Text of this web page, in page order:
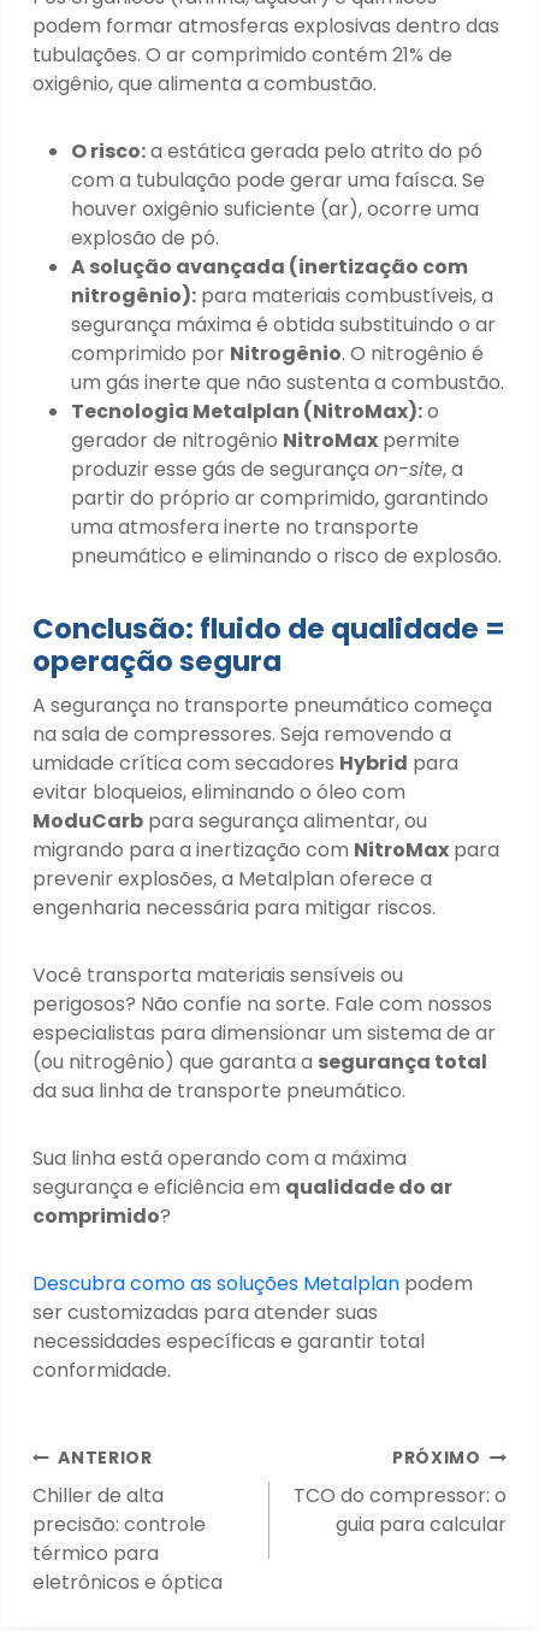
podem formar atmosferas explosivas dentro das
tubulações. O ar comprimido contém 21% de
oxigênio, que alimenta a combustão.
O risco:a estática gerada pelo atrito do pó
com a tubulação pode gerar uma faísca. Se
houver oxigênio suficiente (ar), ocorre uma
explosão de pó.
A solução avançada (inertização com
nitrogênio): para materiais combustíveis, a
segurança máxima é obtida substituindo o ar
comprimido por Nitrogênio. O nitrogênio é
um gás inerte que não sustenta a combustão.
Tecnologia Metalplan (NitroMax):o
gerador de nitrogênio NitroMax permite
produzir esse gás de segurançaon-site, a
partir do próprio ar comprimido, garantindo
uma atmosfera inerte no transporte
pneumático e eliminando o risco de explosão.
Conclusão: fluido de qualidade =
operação segura
A segurança no transporte pneumático começa
na sala de compressores. Seja removendo a
umidade crítica com secadores Hybrid para
evitar bloqueios, eliminando o óleo com
ModuCarb para segurança alimentar, ou
migrando para a inertização com NitroMax para
prevenir explosões, a Metalplan oferece a
engenharia necessária para mitigar riscos.
Você transporta materiais sensíveis ou
perigosos? Não confie na sorte. Fale com nossos
especialistas para dimensionar um sistema de ar
(ou nitrogênio) que garanta a segurança total
da sua linha de transporte pneumático.
Sua linha está operando com a máxima
segurança e eficiência em qualidade do ar
comprimido?
Descubra como as soluções Metalplan podem
ser customizadas para atender suas
necessidades específicas e garantir total
conformidade.
Navegação
de
Post
ANTERIOR
Chiller de alta
precisão: controle
térmico para
eletrônicos e óptica
PRÓXIMO
TCO do compressor: o
guia para calcular